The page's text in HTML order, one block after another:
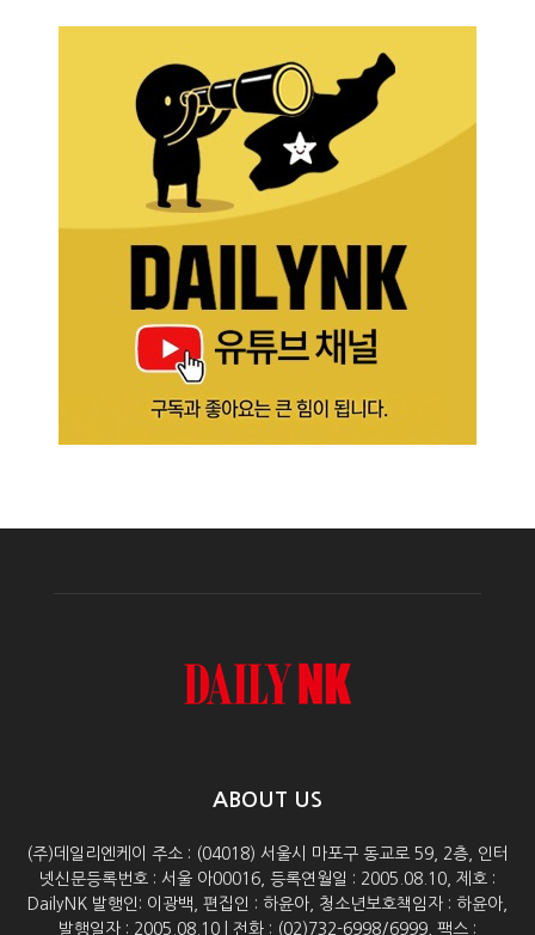
ABOUT US
(주)데일리엔케이 주소 : (04018) 서울시 마포구 동교로 59, 2층, 인터
넷신문등록번호 : 서울 아00016, 등록연월일 : 2005.08.10, 제호 :
DailyNK 발행인: 이광백, 편집인 : 하윤아, 청소년보호책임자 : 하윤아,
발행일자 : 2005.08.10 | 전화 : (02)732-6998/6999, 팩스 :